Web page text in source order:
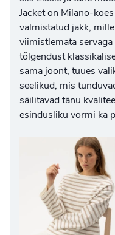
Jacket on Milano-
valmistatud jakk,
viimistlemata
tõlgendust
sama joont, tuues
seelikud, mis
säilitavad tänu
esindusliku vormi ka